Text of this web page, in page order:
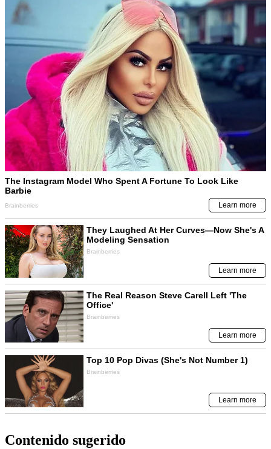
Contenido sugerido